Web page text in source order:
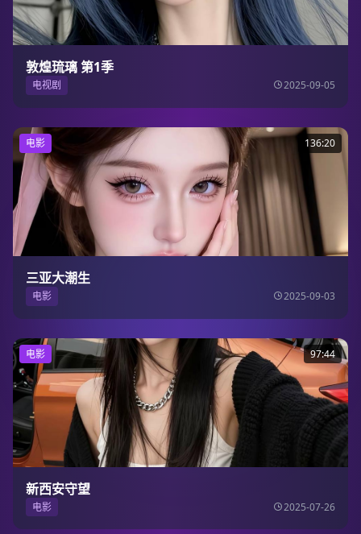
敦煌琉璃 第1季
电视剧 2025-09-05
电影 136:20
三亚大潮生
电影 2025-09-03
电影 97:44
新西安守望
电影 2025-07-26